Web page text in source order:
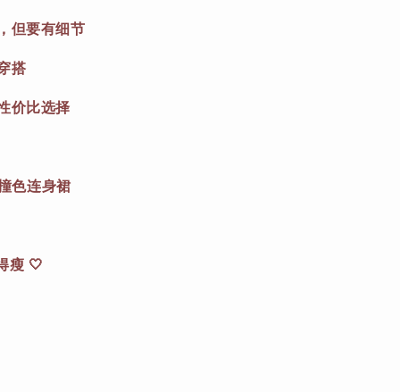
但要有细节
搭
价比选择
色连身裙
瘦 🤍